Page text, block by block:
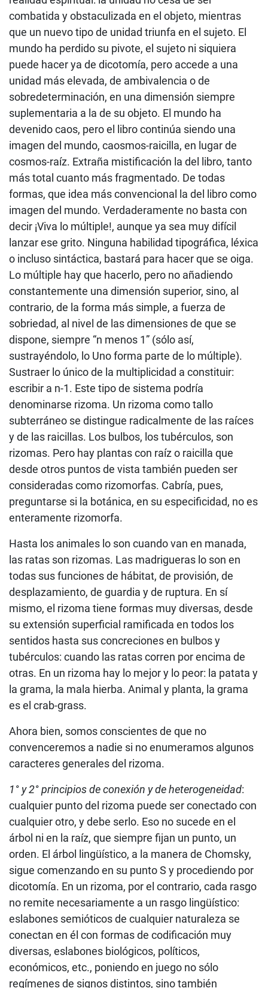
combatida y obstaculizada en el objeto, mientras
que un nuevo tipo de unidad triunfa en el sujeto. El
mundo ha perdido su pivote, el sujeto ni siquiera
puede hacer ya de dicotomía, pero accede a una
unidad más elevada, de ambivalencia o de
sobredeterminación, en una dimensión siempre
suplementaria a la de su objeto. El mundo ha
devenido caos, pero el libro continúa siendo una
imagen del mundo, caosmos-raicilla, en lugar de
cosmos-raíz. Extraña mistificación la del libro, tanto
más total cuanto más fragmentado. De todas
formas, que idea más convencional la del libro como
imagen del mundo. Verdaderamente no basta con
decir ¡Viva lo múltiple!, aunque ya sea muy difícil
lanzar ese grito. Ninguna habilidad tipográfica, léxica
o incluso sintáctica, bastará para hacer que se oiga.
Lo múltiple hay que hacerlo, pero no añadiendo
constantemente una dimensión superior, sino, al
contrario, de la forma más simple, a fuerza de
sobriedad, al nivel de las dimensiones de que se
dispone, siempre “n menos 1” (sólo así,
sustrayéndolo, lo Uno forma parte de lo múltiple).
Sustraer lo único de la multiplicidad a constituir:
escribir a n-1. Este tipo de sistema podría
denominarse rizoma. Un rizoma como tallo
subterráneo se distingue radicalmente de las raíces
y de las raicillas. Los bulbos, los tubérculos, son
rizomas. Pero hay plantas con raíz o raicilla que
desde otros puntos de vista también pueden ser
consideradas como rizomorfas. Cabría, pues,
preguntarse si la botánica, en su especificidad, no es
enteramente rizomorfa.
Hasta los animales lo son cuando van en manada,
las ratas son rizomas. Las madrigueras lo son en
todas sus funciones de hábitat, de provisión, de
desplazamiento, de guardia y de ruptura. En sí
mismo, el rizoma tiene formas muy diversas, desde
su extensión superficial ramificada en todos los
sentidos hasta sus concreciones en bulbos y
tubérculos: cuando las ratas corren por encima de
otras. En un rizoma hay lo mejor y lo peor: la patata y
la grama, la mala hierba. Animal y planta, la grama
es el crab-grass.
Ahora bien, somos conscientes de que no
convenceremos a nadie si no enumeramos algunos
caracteres generales del rizoma.
1° y 2° principios de conexión y de heterogeneidad:
cualquier punto del rizoma puede ser conectado con
cualquier otro, y debe serlo. Eso no sucede en el
árbol ni en la raíz, que siempre fijan un punto, un
orden. El árbol lingüístico, a la manera de Chomsky,
sigue comenzando en su punto S y procediendo por
dicotomía. En un rizoma, por el contrario, cada rasgo
no remite necesariamente a un rasgo lingüístico:
eslabones semióticos de cualquier naturaleza se
conectan en él con formas de codificación muy
diversas, eslabones biológicos, políticos,
económicos, etc., poniendo en juego no sólo
regímenes de signos distintos, sino también